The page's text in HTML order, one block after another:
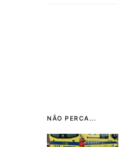
NÃO PERCA...